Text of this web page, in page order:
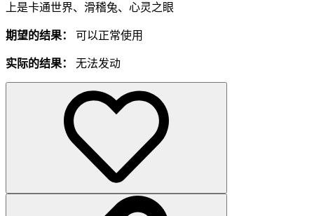
上是卡通世界、滑稽兔、心灵之眼
期望的结果： 可以正常使用
实际的结果： 无法发动